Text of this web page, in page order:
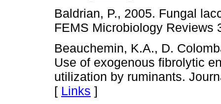
Baldrian, P., 2005. Fungal
FEMS Microbiology Reviews
Beauchemin, K.A., D.
Use of exogenous fibrolytic
utilization by ruminants.
[ Links ]